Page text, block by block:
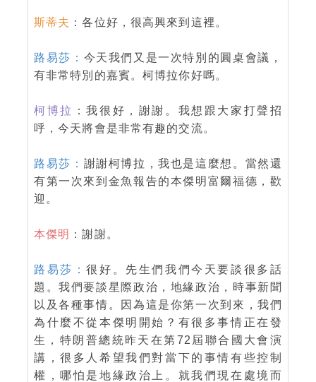
斯蒂夫 ：各位好，很高興來到這裡。
路易莎： 今天我們又是一次特別的圓桌會議，
有非常特別的嘉賓。柯博拉你好嗎。
柯博拉
：我很好，謝謝。我想跟大家打聲招
呼，今天將會是非常有趣的交流。
路易莎： 謝謝柯博拉，我也是這麼想。當然還
有第一次來到金魚報告的本傑明富爾福德，歡
迎。
本傑明 ：謝謝。
路易莎：很好。先生們我們今天要談很多話
題。我們要談星際政治，地緣政治，時事新聞
以及各種事情。因為這是你第一次到來，我們
為什麼不從本傑明開始？有很多事情正在發
生，特朗普總統昨天在第72屆聯合國大會演
講，很多人希望我們對當下的事情有些控制
權，哪怕是地緣政治上。就我們現在處境而